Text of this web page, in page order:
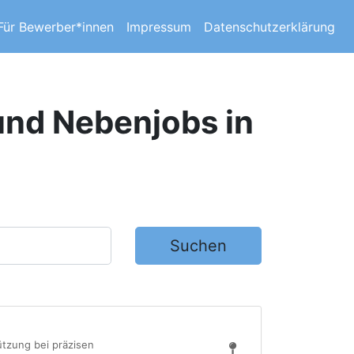
Bewerber*innen Impressum Datenschutzerklärung
Nebenjobs in
Suchen
bei präzisen